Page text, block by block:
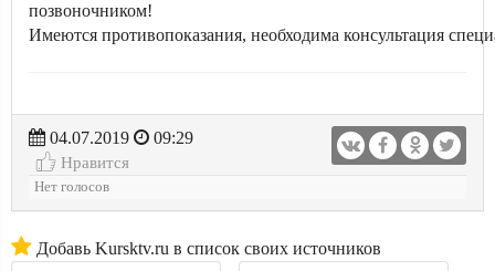
позвоночником!
Имеются противопоказания, необходима консультация
04.07.2019
09:29
Нравится
Нет голосов
Добавь Kursktv.ru в список своих источников